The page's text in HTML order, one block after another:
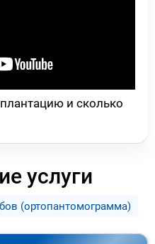
и сколько
услуги
(ортопантомограмма)